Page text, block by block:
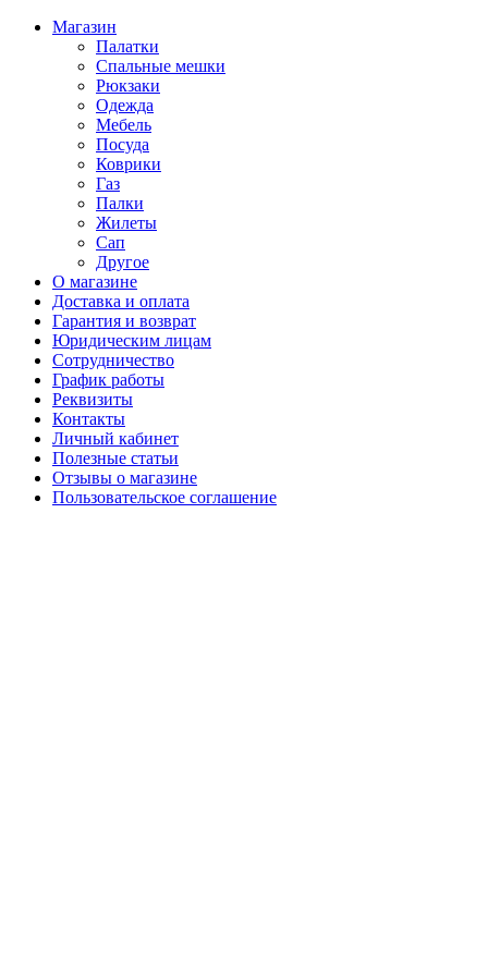
Магазин
Палатки
Спальные мешки
Рюкзаки
Одежда
Мебель
Посуда
Коврики
Газ
Палки
Жилеты
Сап
Другое
О магазине
Доставка и оплата
Гарантия и возврат
Юридическим лицам
Сотрудничество
График работы
Реквизиты
Контакты
Личный кабинет
Полезные статьи
Отзывы о магазине
Пользовательское соглашение